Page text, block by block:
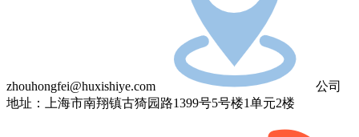
zhouhongfei@huxishiye.com
公司
地址：上海市南翔镇古猗园路1399号5号楼1单元2楼